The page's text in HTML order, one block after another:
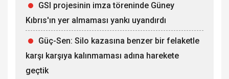
GSI projesinin imza töreninde Güney
Kıbrıs'ın yer almaması yankı uyandırdı
Güç-Sen: Silo kazasına benzer bir felaketle
karşı karşıya kalınmaması adına harekete
geçtik